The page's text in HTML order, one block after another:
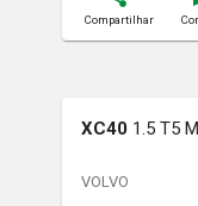
Compartilhar
XC40 1.5 T5
VOLVO